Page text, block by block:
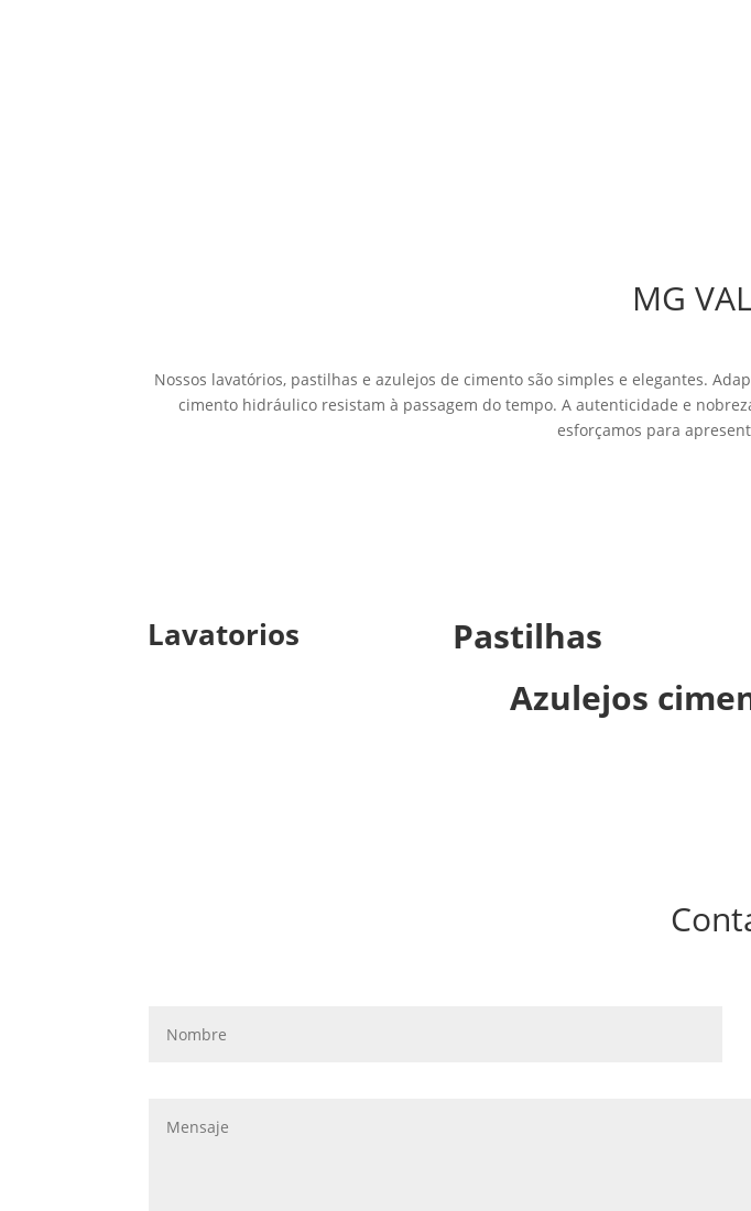
MG
Nossos lavatórios, pastilhas e azulejos de cimento são simples e elegantes.
cimento hidráulico resistam à passagem do tempo. A autenticidade e
esforçamos para
Lavatorios
Pastilhas
Azulejos